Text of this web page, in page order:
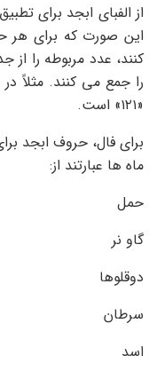
از الفبای ابجد برای
این صورت که برای هر
کنند، عدد مربوطه را
«۱۲۱» است.
برای فال، حروف ابجد
ماه ها عبارتند از:
حمل
گاو نر
دوقلوها
سرطان
اسد